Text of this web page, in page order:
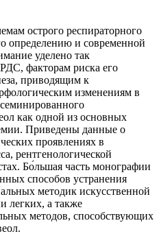
острого респираторного
определению и современной
уделено так
факторам риска его
приводящим к
изменениям в
как одной из основных
Приведены данные о
проявлениях в
рентгенологической
Бо́льшая часть монографии
способов устранения
методик искусственной
легких, а также
методов, способствующих